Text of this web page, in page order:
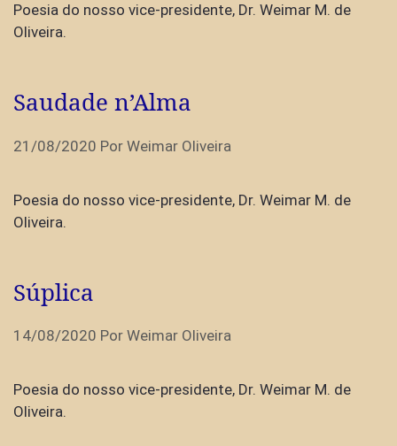
Poesia do nosso vice-presidente, Dr. Weimar M. de
Oliveira.
Saudade n’Alma
21/08/2020 Por Weimar Oliveira
Poesia do nosso vice-presidente, Dr. Weimar M. de
Oliveira.
Súplica
14/08/2020 Por Weimar Oliveira
Poesia do nosso vice-presidente, Dr. Weimar M. de
Oliveira.